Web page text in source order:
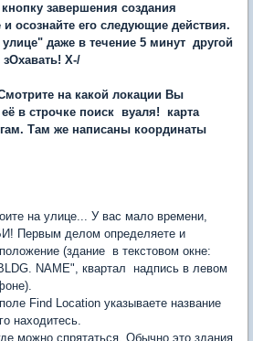
завершения создания
осознайте его следующие действия.
даже в течение 5 минут  другой
X-/
на какой локации Вы
в строчке поиск  вуаля!  карта
Там же написаны координаты
на улице... У вас мало времени,
Первым делом определяете и
(здание  в текстовом окне:
NAME", квартал  надпись в левом
Find Location указываете название
находитесь.
можно спрятаться. Обычно это здания